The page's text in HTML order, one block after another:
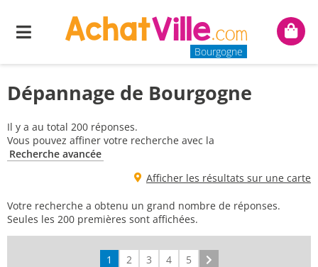
Menu
Bourgogne
Mon
Dépannage de Bourgogne
Il y a au total 200 réponses.
Vous pouvez affiner votre recherche avec la
Recherche avancée
Afficher les résultats sur une carte
Votre recherche a obtenu un grand nombre de réponses.
Seules les 200 premières sont affichées.
1 2 3 4 5